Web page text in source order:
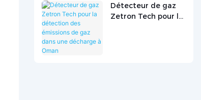
Détecteur de gaz
Zetron Tech pour la